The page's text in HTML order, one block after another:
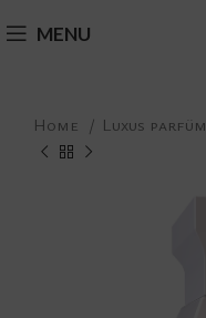
MENU
Home Luxus parfüm